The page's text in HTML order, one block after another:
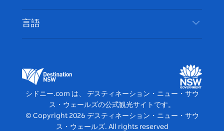
イベント
宿泊施設
アクセシブルシドニー
ビジネスを登録する
デスティネーション・ニュー・サウス・ウェール
ズメディアセンター
ビビッド・シドニー
言語
シドニー.com は、 デスティネーション・ニュー・サウ
ス・ウェールズの公式観光サイトです。
© Copyright 2026 デスティネーション・ニュー・サウ
ス・ウェールズ. All rights reserved